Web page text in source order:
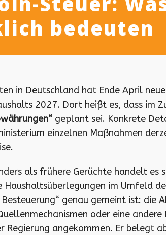
bedeuten
in Deutschland hat Ende April
2027. Dort heißt es, dass im
geplant sei. Konkrete
einzelnen Maßnahmen
als frühere Gerüchte handelt es
im Umfeld
genau gemeint ist: die
oder eine andere
Regierung angekommen. Er belegt